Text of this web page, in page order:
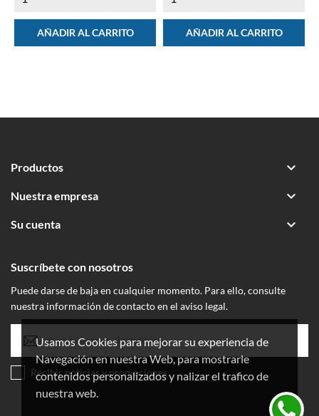
Usamos Cookies para mejorar su experiencia de
Navegación en nuestra Web, para mostrarle
contenidos personalizados y nalizar el trafico de
nuestra web.
AÑADIR AL CARRITO AÑADIR AL CARRITO
Productos 
Nuestra empresa 
Su cuenta 
Suscríbete con nosotros
Puede darse de baja en cualquier momento. Para ello, consulte
nuestra información de contacto en el aviso legal.
Recibir noticias y promociones